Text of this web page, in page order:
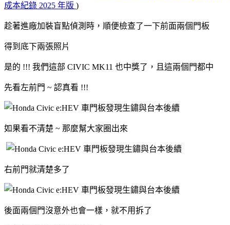
成本紀錄 2025 年版 )
趁著進廠加裝盲點偵測時，順便檢查了一下前面兩個門板
得到底下兩張照片
是的 !!! 我們這部 CIVIC MK11 也中獎了，且這兩個門都中
先看左前門 ~ 認真看 !!!
如果看不清楚 ~ 那麼幫大家圈出來
右前門就清楚多了
後面兩個門沒意外也會一樣，就不用拆了